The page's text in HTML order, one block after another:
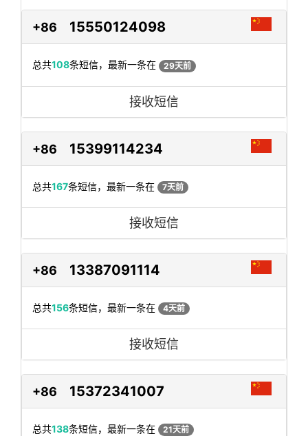
+86 15550124098
总共108条短信，最新一条在 29天前
接收短信
+86 15399114234
总共167条短信，最新一条在 7天前
接收短信
+86 13387091114
总共156条短信，最新一条在 4天前
接收短信
+86 15372341007
总共138条短信，最新一条在 21天前